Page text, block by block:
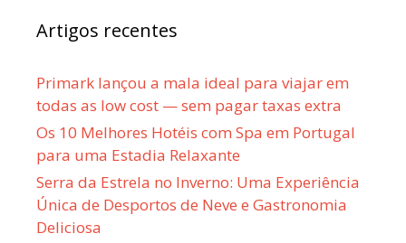
Artigos recentes
Primark lançou a mala ideal para viajar em
todas as low cost — sem pagar taxas extra
Os 10 Melhores Hotéis com Spa em Portugal
para uma Estadia Relaxante
Serra da Estrela no Inverno: Uma Experiência
Única de Desportos de Neve e Gastronomia
Deliciosa